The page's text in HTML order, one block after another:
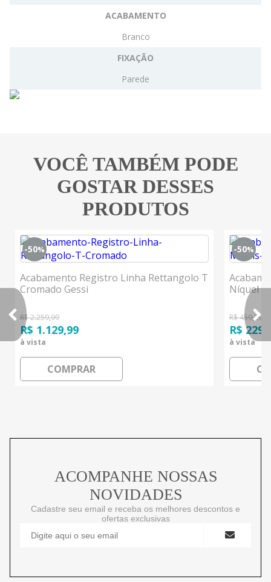
ACABAMENTO
Branco
FIXAÇÃO
Parede
VOCÊ TAMBÉM PODE
GOSTAR DESSES
PRODUTOS
-50%
Acabamento Registro Linha Rettangolo T
Cromado Gessi
R$ 2.259,99
R$ 1.129,99
à vista
COMPRAR
-50%
Níquel
R$ 459,99
R$
à vista
ACOMPANHE NOSSAS
NOVIDADES
Cadastre seu email e receba os melhores descontos e
ofertas exclusivas